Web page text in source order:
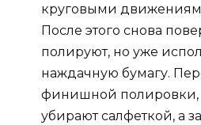
круговыми
После этого снова
полируют, но уже
наждачную бумагу.
финишной полировки,
убирают салфеткой, а